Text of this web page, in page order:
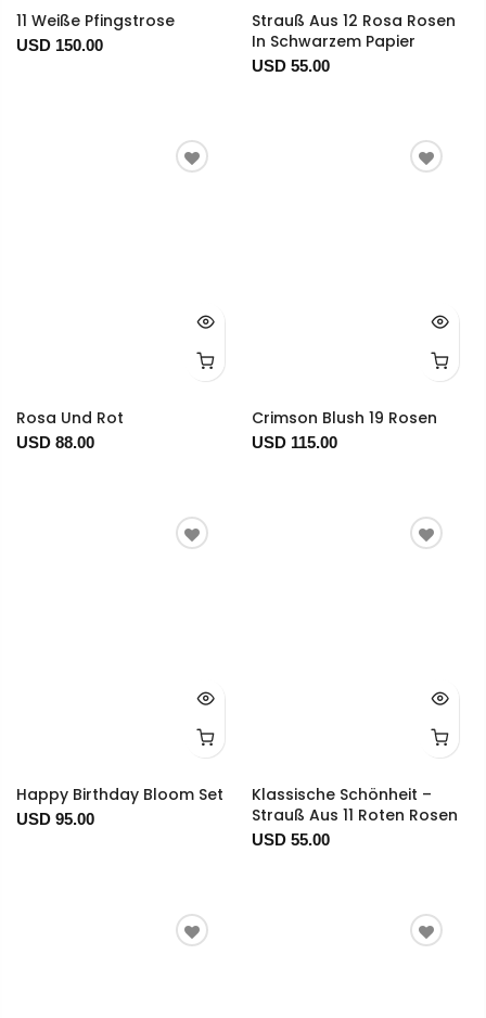
11 Weiße Pfingstrose
USD 150.00
Strauß Aus 12 Rosa Rosen
In Schwarzem Papier
USD 55.00
Rosa Und Rot
USD 88.00
Crimson Blush 19 Rosen
USD 115.00
Happy Birthday Bloom Set
USD 95.00
Klassische Schönheit –
Strauß Aus 11 Roten Rosen
USD 55.00